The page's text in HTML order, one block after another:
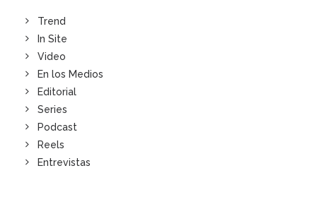
Trend
In Site
Video
En los Medios
Editorial
Series
Podcast
Reels
Entrevistas